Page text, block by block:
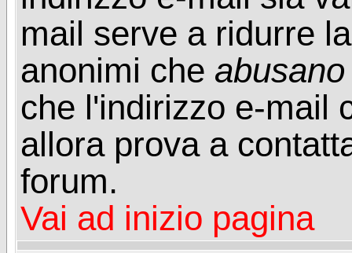
mail serve a ridurre
anonimi che abusano
che l'indirizzo e-mail
allora prova a
forum.
Vai ad inizio pagina